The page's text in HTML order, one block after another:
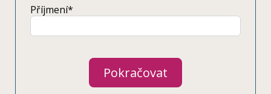
Příjmení*
Pokračovat